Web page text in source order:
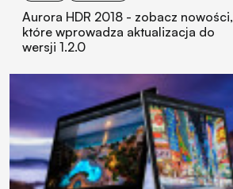
Aurora HDR 2018 - zobacz nowości,
które wprowadza aktualizacja do
wersji 1.2.0